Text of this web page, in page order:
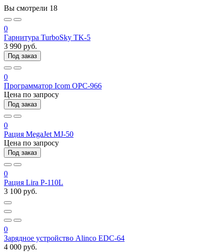
Вы смотрели 18
0
Гарнитура TurboSky TK-5
3 990 руб.
Под заказ
0
Программатор Icom OPC-966
Цена по запросу
Под заказ
0
Рация MegaJet MJ-50
Цена по запросу
Под заказ
0
Рация Lira P-110L
3 100 руб.
0
Зарядное устройство Alinco EDC-64
4 000 руб.